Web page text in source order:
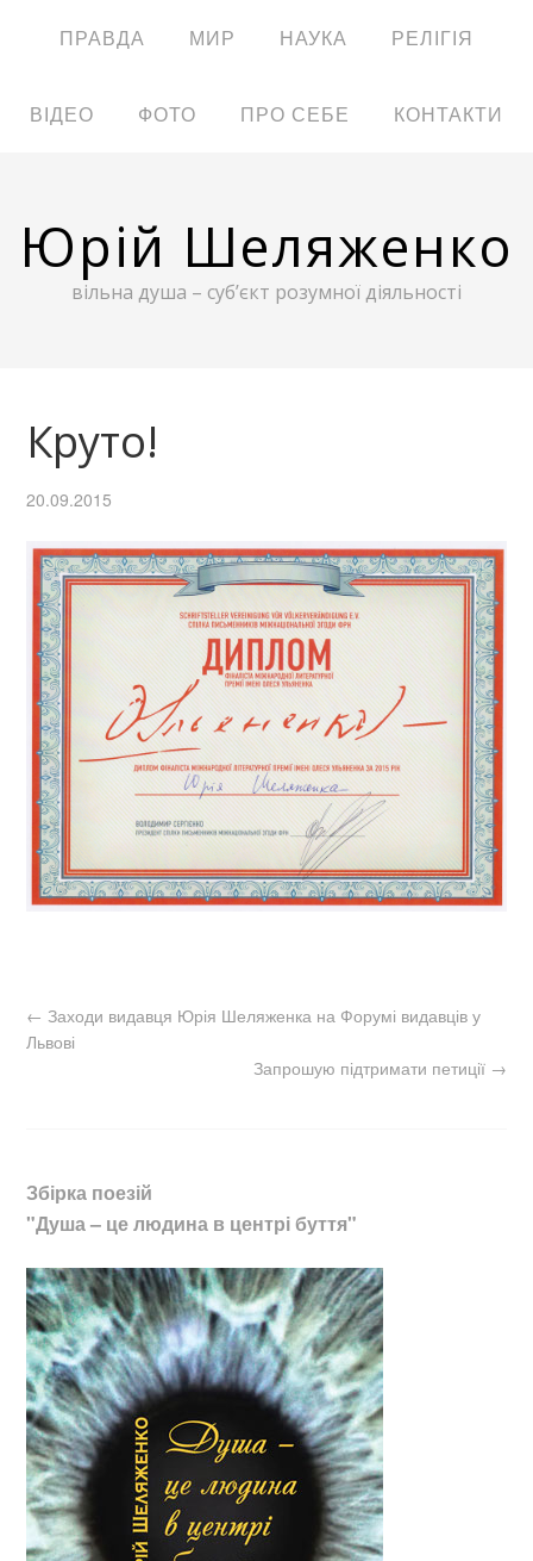
ПРАВДА МИР НАУКА РЕЛІГІЯ
ВІДЕО ФОТО ПРО СЕБЕ КОНТАКТИ
Юрій Шеляженко
вільна душа – суб’єкт розумної діяльності
Круто!
20.09.2015
← Заходи видавця Юрія Шеляженка на Форумі видавців у
Львові
Запрошую підтримати петиції →
Збірка поезій
"Душа – це людина в центрі буття"